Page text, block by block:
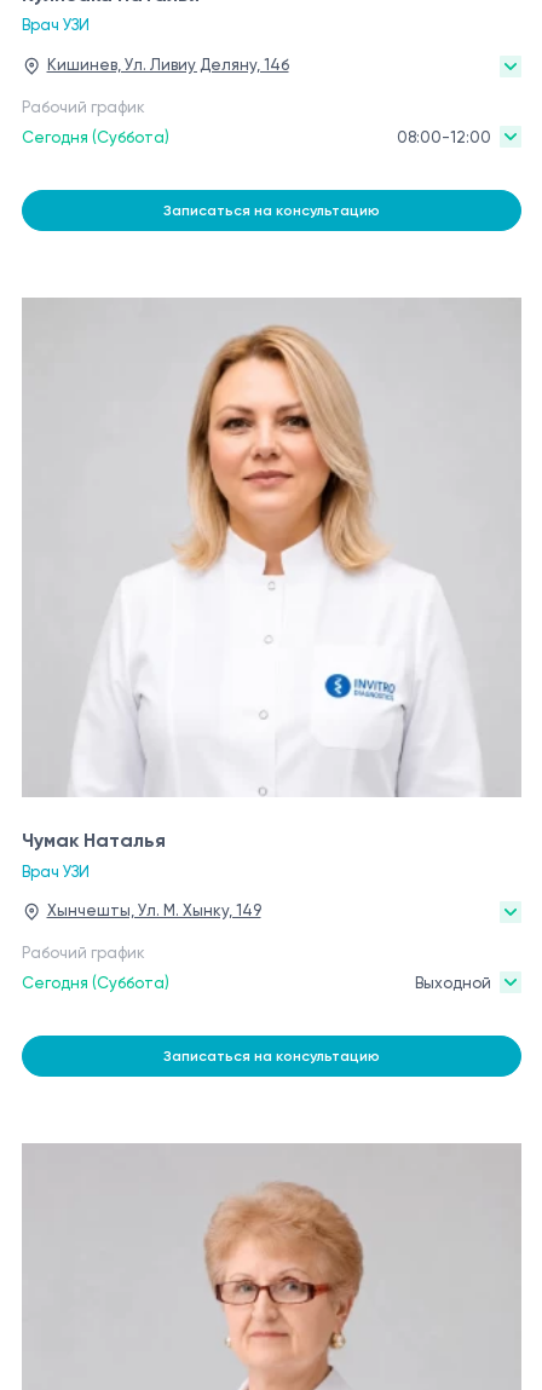
Врач УЗИ
Кишинев, Ул. Ливиу Деляну, 14б
Рабочий график
Сегодня (Суббота)
08:00-12:00
Записаться на консультацию
Чумак Наталья
Врач УЗИ
Хынчешты, Ул. М. Хынку, 149
Рабочий график
Сегодня (Суббота)
Выходной
Записаться на консультацию